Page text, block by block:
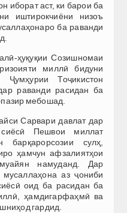
иборат аст, ки барои ба
иштирокчиёни низоъ
ба раванди
ҳуқуқии Созишномаи
миллӣ бидуни
Тоҷикистон
раванди расидан ба
мебошад.
Сарвари давлат дар
Пешвои миллат
сулҳ,
ҳамчун афзалиятҳои
намуданд. Дар
аз ҷониби
оид ба расидан ба
ҳамдигарфаҳмӣ ва
гардид.